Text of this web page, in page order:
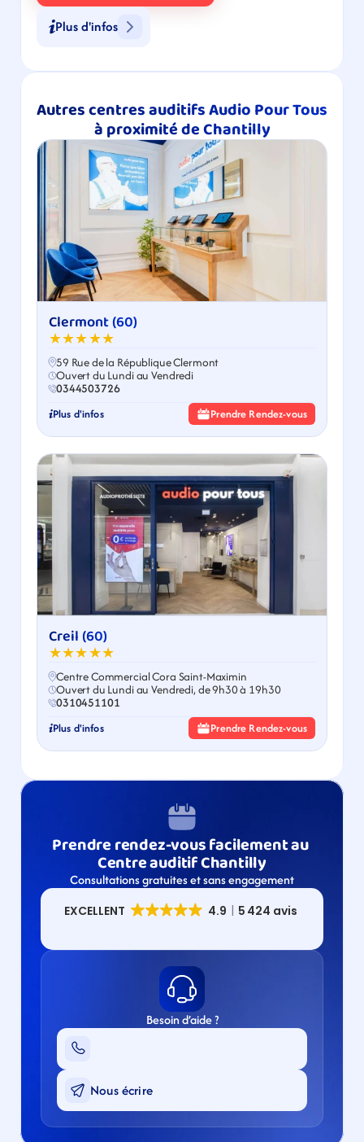
Plus d'infos
Autres centres auditifs Audio Pour Tous
à proximité de Chantilly
Clermont (60)
★★★★★
59 Rue de la République Clermont
Ouvert du Lundi au Vendredi
0344503726
Plus d'infos Prendre Rendez-vous
Creil (60)
★★★★★
Centre Commercial Cora Saint-Maximin
Ouvert du Lundi au Vendredi, de 9h30 à 19h30
0310451101
Plus d'infos Prendre Rendez-vous
Prendre rendez-vous facilement au
Centre auditif Chantilly
Consultations gratuites et sans engagement
Besoin d’aide ?
Nous écrire